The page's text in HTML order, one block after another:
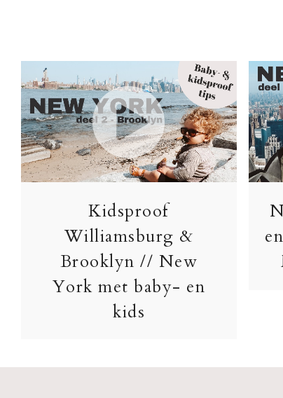
Kidsproof
Williamsburg &
Brooklyn // New
York met baby- en
kids